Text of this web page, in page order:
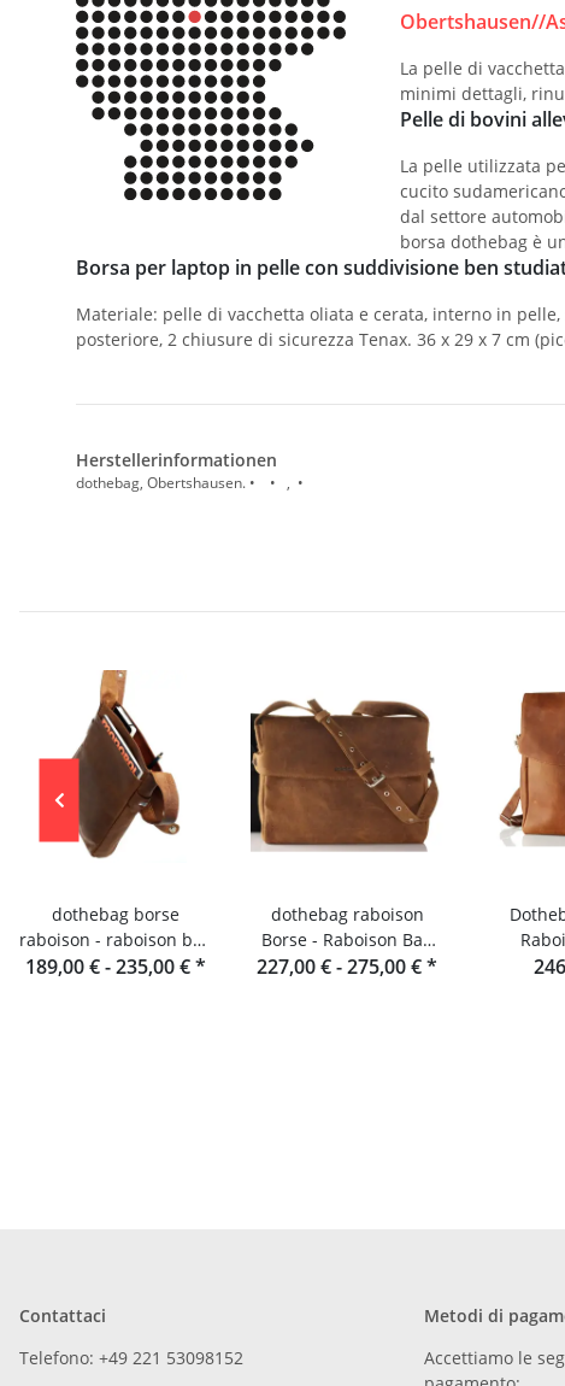
Obertshausen//
La pelle di
minimi dettagli,
Pelle di bovini
La pelle utilizzata
cucito
dal settore
borsa dothebag è
Borsa per laptop in pelle con suddivisione ben
Materiale: pelle di vacchetta oliata e cerata, interno in
posteriore, 2 chiusure di sicurezza Tenax. 36 x 29 x 7 cm
Herstellerinformationen
dothebag, Obertshausen. • • , •
dothebag borse
raboison - raboison bag
upend Formato
189,00 € -235,00 €*
dothebag raboison
Borse - Raboison Bag
Formato orizzontale
227,00 € -275,00 €*
Dothebag
Contattaci
Telefono: +49 221 53098152
Metodi di
Accettiamo le